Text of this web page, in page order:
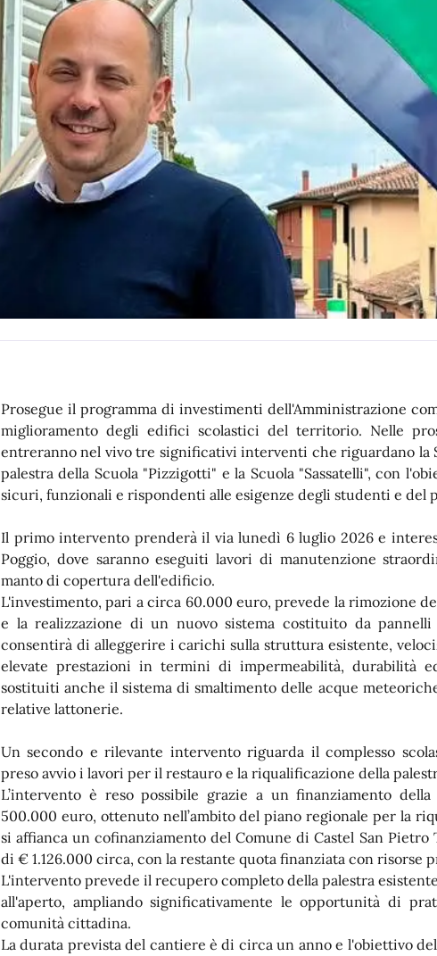
Prosegue il programma di investimenti dell'Amministrazione
miglioramento degli edifici scolastici del territorio. Nelle
entreranno nel vivo tre significativi interventi che riguardano la
palestra della Scuola "Pizzigotti" e la Scuola "Sassatelli", con
sicuri, funzionali e rispondenti alle esigenze degli studenti e del
Il primo intervento prenderà il via lunedì 6 luglio 2026 e
Poggio, dove saranno eseguiti lavori di manutenzione
manto di copertura dell'edificio.
L'investimento, pari a circa 60.000 euro, prevede la rimozione
e la realizzazione di un nuovo sistema costituito da
consentirà di alleggerire i carichi sulla struttura esistente,
elevate prestazioni in termini di impermeabilità, durabilità
sostituiti anche il sistema di smaltimento delle acque
relative lattonerie.
Un secondo e rilevante intervento riguarda il complesso
preso avvio i lavori per il restauro e la riqualificazione della
L’intervento è reso possibile grazie a un finanziamento
500.000 euro, ottenuto nell’ambito del piano regionale per la
si affianca un cofinanziamento del Comune di Castel San Pietro
di € 1.126.000 circa, con la restante quota finanziata con risorse
L'intervento prevede il recupero completo della palestra
all'aperto, ampliando significativamente le opportunità di
comunità cittadina.
La durata prevista del cantiere è di circa un anno e l'obiettivo